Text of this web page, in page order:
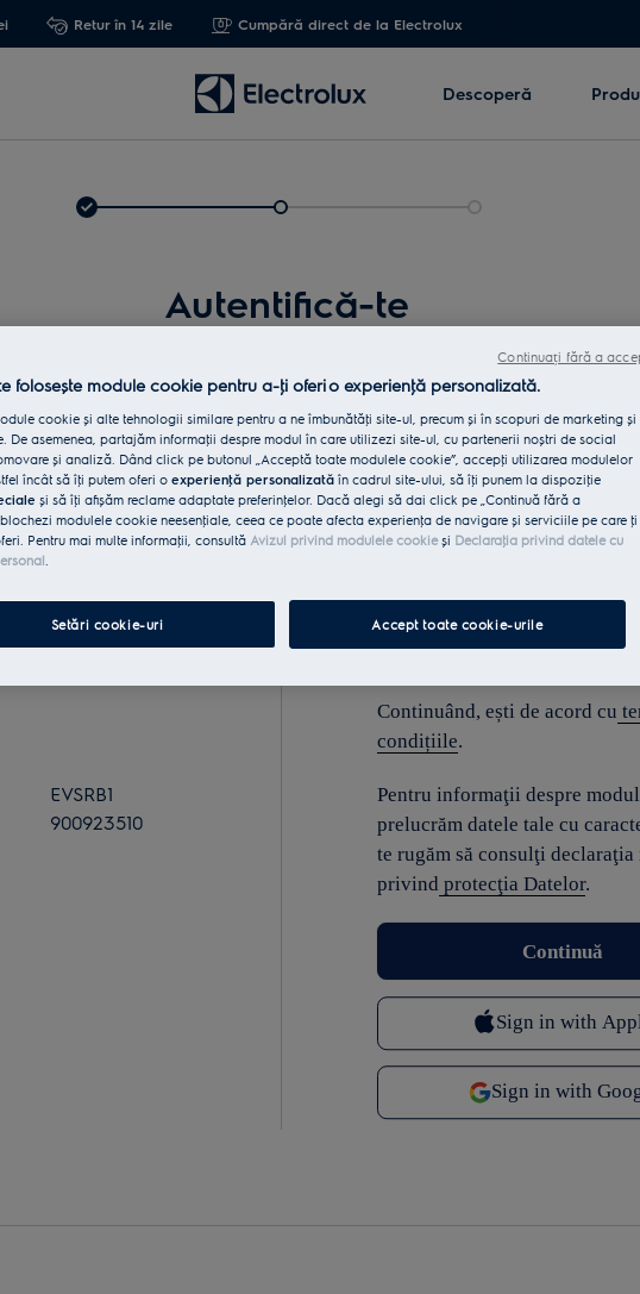
Retur în 14 zile Cumpără direct de la Electrolux
Descoperă
Autentifică-te
EVSRB1
900923510
Introdu e-
Continuând, ești de acord cu
condițiile.
Pentru informaţii despre
prelucrăm datele tale cu
te rugăm să consulţi declaraţia
privind protecţia Datelor.
folosește module cookie pentru a-ţi oferi o experienţă personalizată.
cookie și alte tehnologii similare pentru a ne îmbunătăţi site-ul, precum și în scopuri de marketing și
De asemenea, partajăm informaţii despre modul în care utilizezi site-ul, cu partenerii noștri de social
și analiză. Dând click pe butonul „Acceptă toate modulele cookie”, accepţi utilizarea modulelor
încât să îţi putem oferi o experienţă personalizată în cadrul site-ului, să îţi punem la dispoziţie
și să îţi afișăm reclame adaptate preferinţelor. Dacă alegi să dai click pe „Continuă fără a
modulele cookie neesenţiale, ceea ce poate afecta experienţa de navigare și serviciile pe care ţi
Pentru mai multe informaţii, consultă Avizul privind modulele cookieși Declaraţia privind datele cu
.
Setări cookie-uri Accept toate cookie-urile
Continuați fără a